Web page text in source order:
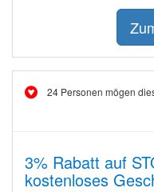
24 Personen mögen
3% Rabatt auf
kostenloses